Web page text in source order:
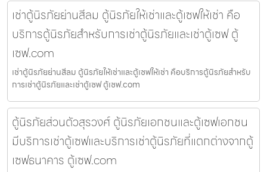
เช่าตู้นิรภัยย่านสีลม ตู้นิรภัยให้เช่าและตู้เซฟให้เช่า คือ
บริการตู้นิรภัยสำหรับการเช่าตู้นิรภัยและเช่าตู้เซฟ ตู้
เซฟ.com
เช่าตู้นิรภัยย่านสีลม ตู้นิรภัยให้เช่าและตู้เซฟให้เช่า คือบริการตู้นิรภัยสำหรับ
การเช่าตู้นิรภัยและเช่าตู้เซฟ ตู้เซฟ.com
ตู้นิรภัยส่วนตัวสุรวงศ์ ตู้นิรภัยเอกชนและตู้เซฟเอกชน
มีบริการเช่าตู้เซฟและบริการเช่าตู้นิรภัยที่แตกต่างจากตู้
เซฟธนาคาร ตู้เซฟ.com